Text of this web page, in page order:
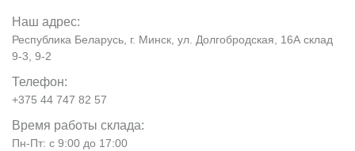
Наш адрес:
Республика Беларусь, г. Минск, ул. Долгобродская, 16А склад
9-3, 9-2
Телефон:
+375 44 747 82 57
Время работы склада:
Пн-Пт: с 9:00 до 17:00